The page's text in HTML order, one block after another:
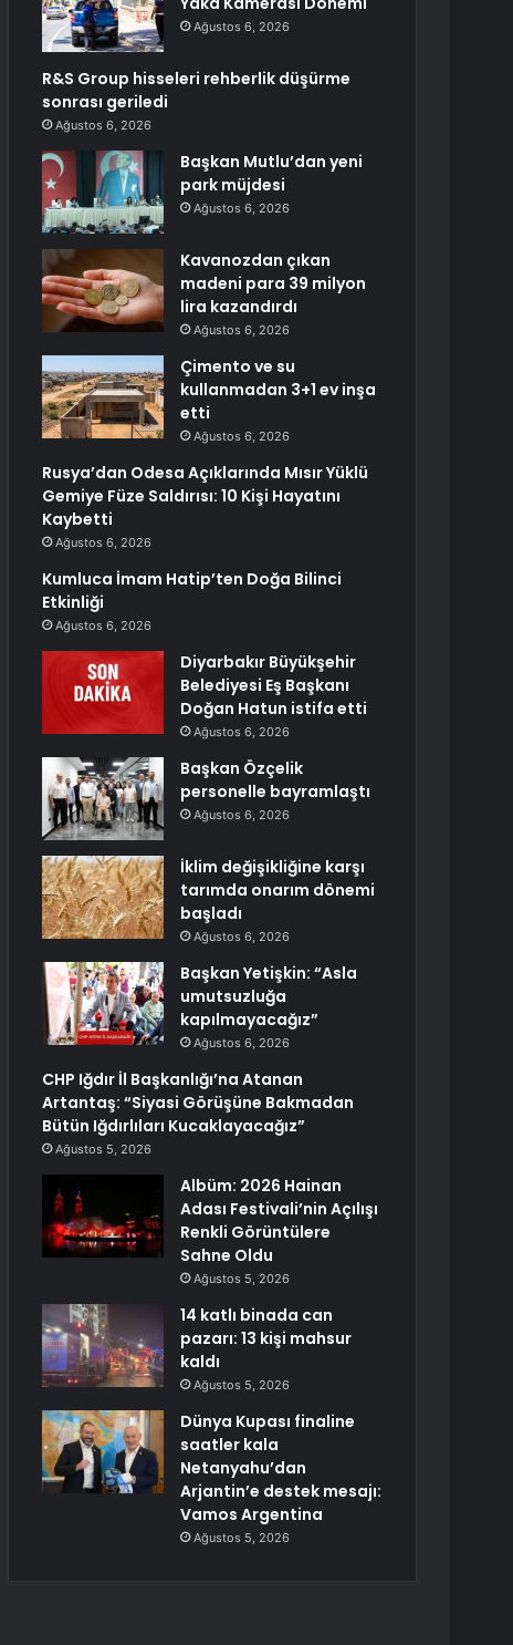
Ağustos 6, 2026
R&S Group hisseleri rehberlik düşürme
sonrası geriledi
Ağustos 6, 2026
Başkan Mutlu’dan yeni
park müjdesi
Ağustos 6, 2026
Kavanozdan çıkan
madeni para 39 milyon
lira kazandırdı
Ağustos 6, 2026
Çimento ve su
kullanmadan 3+1 ev inşa
etti
Ağustos 6, 2026
Rusya’dan Odesa Açıklarında Mısır Yüklü
Gemiye Füze Saldırısı: 10 Kişi Hayatını
Kaybetti
Ağustos 6, 2026
Kumluca İmam Hatip’ten Doğa Bilinci
Etkinliği
Ağustos 6, 2026
Diyarbakır Büyükşehir
Belediyesi Eş Başkanı
Doğan Hatun istifa etti
Ağustos 6, 2026
Başkan Özçelik
personelle bayramlaştı
Ağustos 6, 2026
İklim değişikliğine karşı
tarımda onarım dönemi
başladı
Ağustos 6, 2026
Başkan Yetişkin: “Asla
umutsuzluğa
kapılmayacağız”
Ağustos 6, 2026
CHP Iğdır İl Başkanlığı’na Atanan
Artantaş: “Siyasi Görüşüne Bakmadan
Bütün Iğdırlıları Kucaklayacağız”
Ağustos 5, 2026
Albüm: 2026 Hainan
Adası Festivali’nin Açılışı
Renkli Görüntülere
Sahne Oldu
Ağustos 5, 2026
14 katlı binada can
pazarı: 13 kişi mahsur
kaldı
Ağustos 5, 2026
Dünya Kupası finaline
saatler kala
Netanyahu’dan
Arjantin’e destek mesajı:
Vamos Argentina
Ağustos 5, 2026